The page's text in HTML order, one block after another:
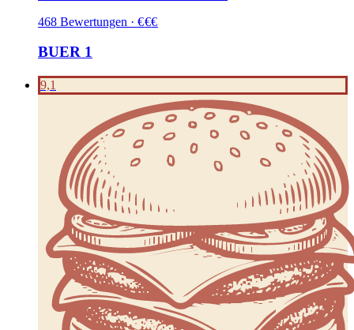
468 Bewertungen · €€€
BUER 1
9,1